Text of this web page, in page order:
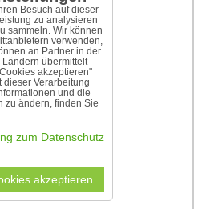
18,25 €inkl MWSt.
Besuch auf dieser
zu analysieren
sammeln. Wir können
verwenden,
an Partner in der
Ländern übermittelt
akzeptieren"
dieser Verarbeitung
und die
zu ändern, finden Sie
zum Datenschutz
akzeptieren